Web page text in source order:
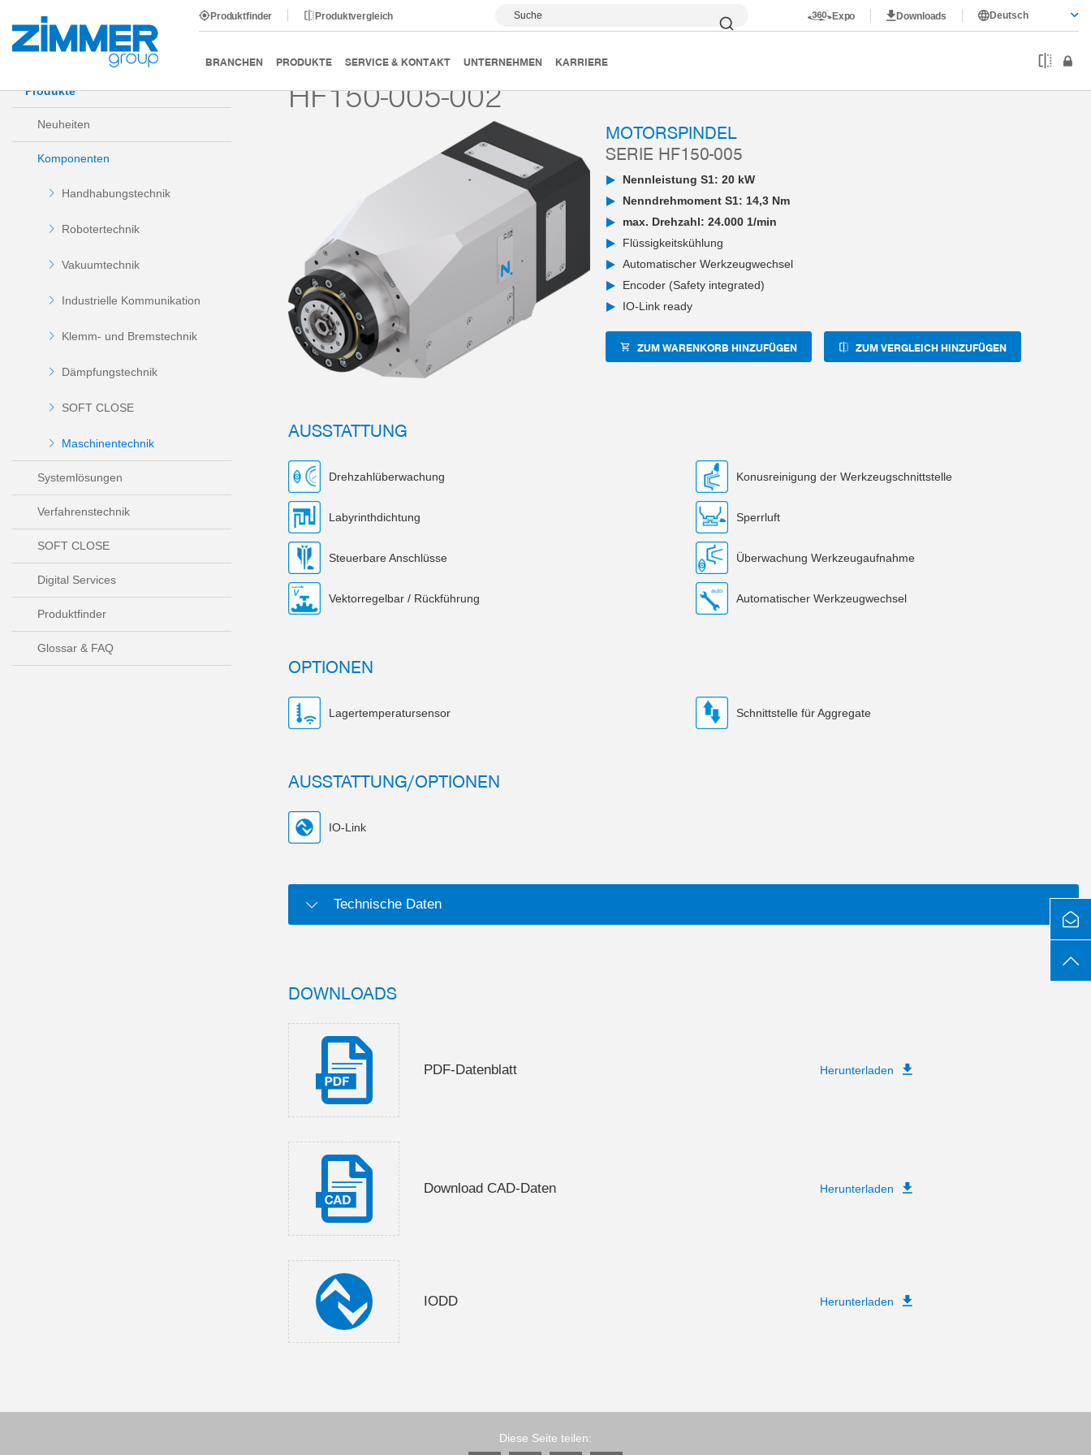
Produktfinder Produktvergleich Suche Expo Downloads Deutsch
BRANCHEN PRODUKTE SERVICE & KONTAKT UNTERNEHMEN KARRIERE
Start Produkte Komponenten Maschinentechnik Motorspindeln Serie HF150-005 HF150-005-002
Produkte
Neuheiten
Komponenten
Handhabungstechnik
Robotertechnik
Vakuumtechnik
Industrielle Kommunikation
Klemm- und Bremstechnik
Dämpfungstechnik
SOFT CLOSE
Maschinentechnik
Systemlösungen
Verfahrenstechnik
SOFT CLOSE
Digital Services
Produktfinder
Glossar & FAQ
HF150-005-002
MOTORSPINDEL
SERIE HF150-005
Nennleistung S1: 20 kW
Nenndrehmoment S1: 14,3 Nm
max. Drehzahl: 24.000 1/min
Flüssigkeitskühlung
Automatischer Werkzeugwechsel
Encoder (Safety integrated)
IO-Link ready
ZUM WARENKORB HINZUFÜGEN ZUM VERGLEICH HINZUFÜGEN
AUSSTATTUNG
Drehzahlüberwachung Konusreinigung der Werkzeugschnittstelle
Labyrinthdichtung Sperrluft
Steuerbare Anschlüsse Überwachung Werkzeugaufnahme
Vektorregelbar / Rückführung Automatischer Werkzeugwechsel
OPTIONEN
Lagertemperatursensor Schnittstelle für Aggregate
AUSSTATTUNG/OPTIONEN
IO-Link
Technische Daten
DOWNLOADS
PDF-Datenblatt Herunterladen
Download CAD-Daten Herunterladen
IODD Herunterladen
Diese Seite teilen: